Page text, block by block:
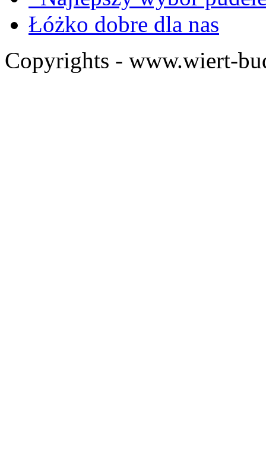
Łóżko dobre dla nas
Copyrights - www.wiert-